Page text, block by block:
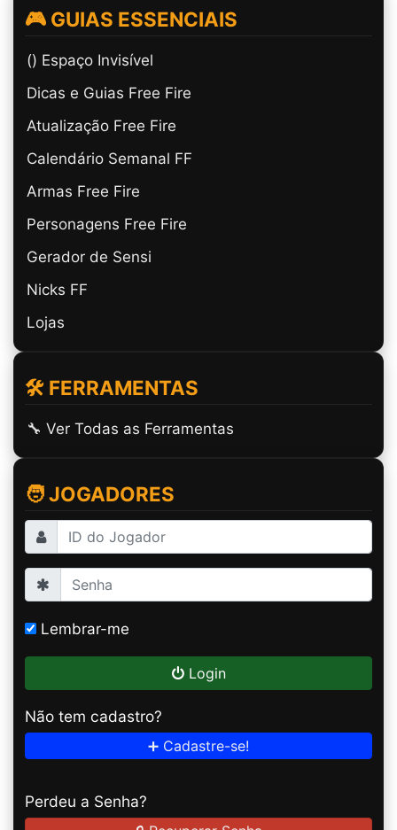
🎮 GUIAS ESSENCIAIS
(ㅤ) Espaço Invisível
Dicas e Guias Free Fire
Atualização Free Fire
Calendário Semanal FF
Armas Free Fire
Personagens Free Fire
Gerador de Sensi
Nicks FF
Lojas
🛠️ FERRAMENTAS
🔧 Ver Todas as Ferramentas
🧑 JOGADORES
Lembrar-me
Login
Não tem cadastro?
➕ Cadastre-se!
Perdeu a Senha?